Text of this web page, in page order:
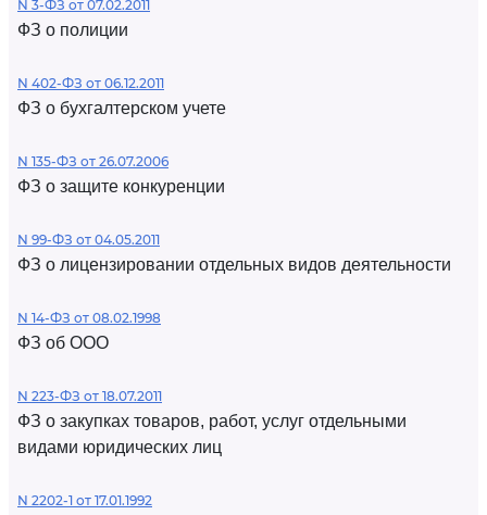
N 3-ФЗ от 07.02.2011
ФЗ о полиции
N 402-ФЗ от 06.12.2011
ФЗ о бухгалтерском учете
N 135-ФЗ от 26.07.2006
ФЗ о защите конкуренции
N 99-ФЗ от 04.05.2011
ФЗ о лицензировании отдельных видов деятельности
N 14-ФЗ от 08.02.1998
ФЗ об ООО
N 223-ФЗ от 18.07.2011
ФЗ о закупках товаров, работ, услуг отдельными
видами юридических лиц
N 2202-1 от 17.01.1992